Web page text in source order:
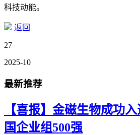
科技动能。
返回
27
2025-10
最新推荐
【喜报】金磁生物成功
国企业组500强